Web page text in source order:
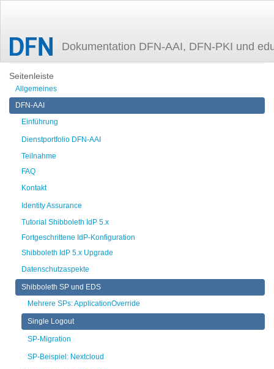
Dokumentation DFN-AAI, DFN-PKI und
Zuletzt angesehen
Seitenleiste
Allgemeines
DFN-AAI
Einführung
Dienstportfolio DFN-AAI
Teilnahme
FAQ
Kontakt
Identity Assurance
Tutorial Shibboleth IdP 5.x
Fortgeschrittene IdP-Konfiguration
Shibboleth IdP 5.x Upgrade
Datenschutzaspekte
Shibboleth SP und EDS
Mehrere SPs: ApplicationOverride
Single Logout
SP-Migration
SP-Beispiel: Nextcloud